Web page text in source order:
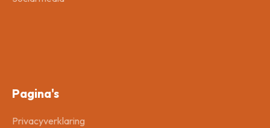
Pagina's
Privacyverklaring